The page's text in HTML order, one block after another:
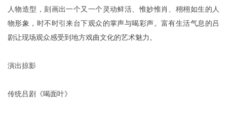
人物造型，刻画出一个又一个灵动鲜活、惟妙惟肖、栩栩如生的人
物形象，时不时引来台下观众的掌声与喝彩声。富有生活气息的吕
剧让现场观众感受到地方戏曲文化的艺术魅力。
演出掠影
传统吕剧《喝面叶》